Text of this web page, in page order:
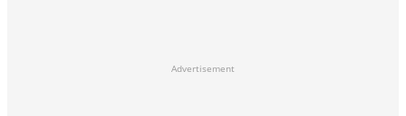
Advertisement